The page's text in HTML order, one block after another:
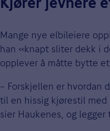
Kjører jevnere
Mange nye elbileiere
han «knapt sliter dekk i
opplever å måtte bytte
– Forskjellen er hvordan
til en hissig kjørestil med
sier Haukenes, og legger